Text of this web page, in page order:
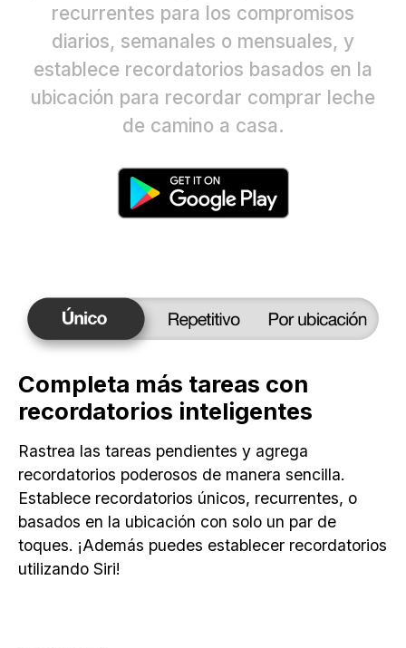
recurrentes para los compromisos
diarios, semanales o mensuales, y
establece recordatorios basados en la
ubicación para recordar comprar leche
de camino a casa.
Completa más tareas con
recordatorios inteligentes
Rastrea las tareas pendientes y agrega
recordatorios poderosos de manera sencilla.
Establece recordatorios únicos, recurrentes, o
basados en la ubicación con solo un par de
toques. ¡Además puedes establecer recordatorios
utilizando Siri!